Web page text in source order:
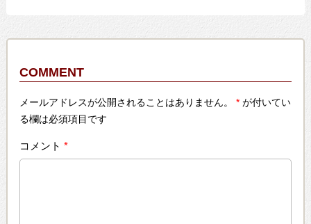
COMMENT
メールアドレスが公開されることはありません。 * が付いてい
る欄は必須項目です
コメント*